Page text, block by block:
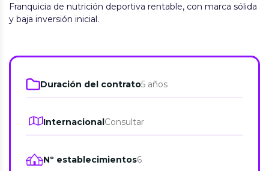
Franquicia de nutrición deportiva rentable, con marca sólida
y baja inversión inicial.
Duración del contrato5 años
InternacionalConsultar
Nº establecimientos6